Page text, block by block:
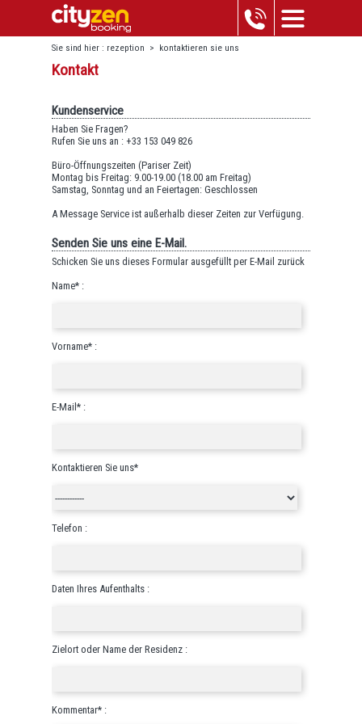
Sie sind hier : rezeption > kontaktieren sie uns
Kontakt
Kundenservice
Haben Sie Fragen?
Rufen Sie uns an : +33 153 049 826
Büro-Öffnungszeiten (Pariser Zeit)
Montag bis Freitag: 9.00-19.00 (18.00 am Freitag)
Samstag, Sonntag und an Feiertagen: Geschlossen
A Message Service ist außerhalb dieser Zeiten zur Verfügung.
Senden Sie uns eine E-Mail.
Schicken Sie uns dieses Formular ausgefüllt per E-Mail zurück
Name* :
Vorname* :
E-Mail* :
Kontaktieren Sie uns*
Telefon :
Daten Ihres Aufenthalts :
Zielort oder Name der Residenz :
Kommentar* :